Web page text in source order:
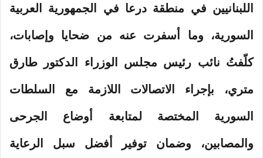
اللبنانيين في منطقة درعا في الجمهورية العربية
السورية، وما أسفرت عنه من ضحايا وإصابات،
كلّفتُ نائب رئيس مجلس الوزراء الدكتور طارق
متري، بإجراء الاتصالات اللازمة مع السلطات
السورية المختصة لمتابعة أوضاع الجرحى
والمصابين، وضمان توفير أفضل سبل الرعاية